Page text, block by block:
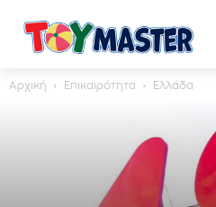
Αρχική Επικαιρότητα Ελλάδα